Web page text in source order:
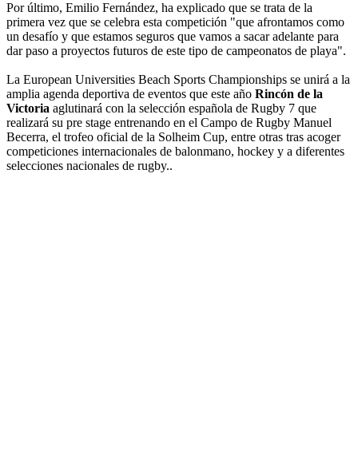
Por último, Emilio Fernández, ha explicado que se trata de la
primera vez que se celebra esta competición "que afrontamos como
un desafío y que estamos seguros que vamos a sacar adelante para
dar paso a proyectos futuros de este tipo de campeonatos de playa".
La European Universities Beach Sports Championships se unirá a la
amplia agenda deportiva de eventos que este año Rincón de la
Victoria aglutinará con la selección española de Rugby 7 que
realizará su pre stage entrenando en el Campo de Rugby Manuel
Becerra, el trofeo oficial de la Solheim Cup, entre otras tras acoger
competiciones internacionales de balonmano, hockey y a diferentes
selecciones nacionales de rugby..